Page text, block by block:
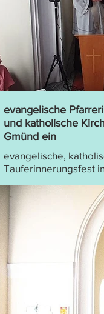
evangelische
und katholische
Gmünd ein
evangelische,
Tauferinnerungsfest